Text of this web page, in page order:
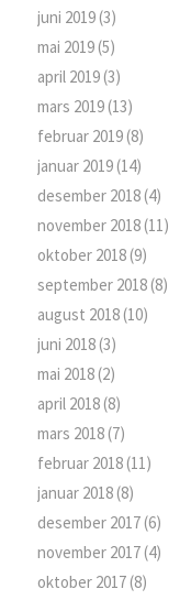
juni 2019(3)
mai 2019(5)
april 2019(3)
mars 2019(13)
februar 2019(8)
januar 2019(14)
desember 2018(4)
november 2018(11)
oktober 2018(9)
september 2018(8)
august 2018(10)
juni 2018(3)
mai 2018(2)
april 2018(8)
mars 2018(7)
februar 2018(11)
januar 2018(8)
desember 2017(6)
november 2017(4)
oktober 2017(8)